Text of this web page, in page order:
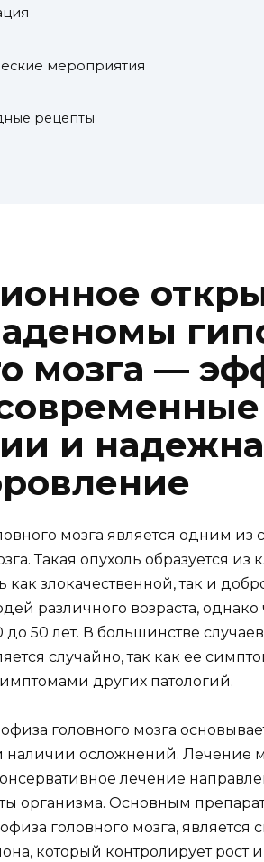
мероприятия
рецепты
мозга —
и
мозга является одним из
Такая опухоль образуется
как злокачественной, так и
различного возраста,
до 50 лет. В большинстве
случайно, так как ее
других патологий.
головного мозга
наличии осложнений. Лечение
лечение
организма. Основным
головного мозга, является
который контролирует рост